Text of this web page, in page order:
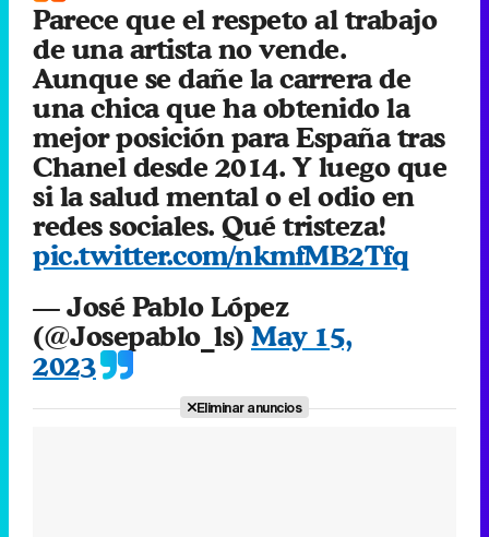
Parece que el respeto al trabajo
de una artista no vende.
Aunque se dañe la carrera de
una chica que ha obtenido la
mejor posición para España tras
Chanel desde 2014. Y luego que
si la salud mental o el odio en
redes sociales. Qué tristeza!
pic.twitter.com/nkmfMB2Tfq
— José Pablo López
(@Josepablo_ls) May 15,
2023
Eliminar anuncios